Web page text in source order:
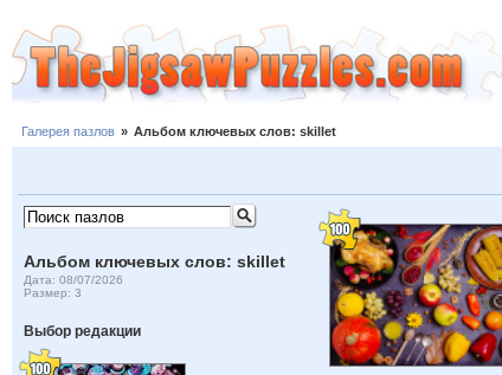
Галерея пазлов » Альбом ключевых слов: skillet
Альбом ключевых слов: skillet
Дата: 08/07/2026
Размер: 3
Выбор редакции